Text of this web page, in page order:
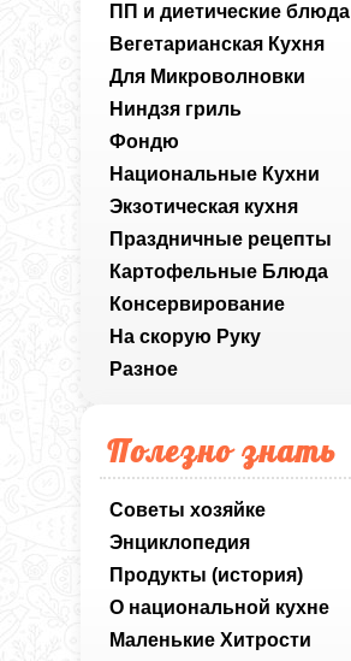
ПП и диетические блюда
Вегетарианская Кухня
Для Микроволновки
Ниндзя гриль
Фондю
Национальные Кухни
Экзотическая кухня
Праздничные рецепты
Картофельные Блюда
Консервирование
На скорую Руку
Разное
Полезно знать
Советы хозяйке
Энциклопедия
Продукты (история)
О национальной кухне
Маленькие Хитрости